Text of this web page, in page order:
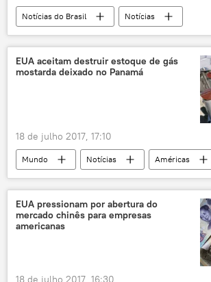
Notícias do Brasil
Notícias
Fernando Anunciação
OMS
Exército
Congresso
Força Nacional de Segurança
justiça
violência
presídios
rebeliões
EUA aceitam destruir estoque de gás
mostarda deixado no Panamá
18 de julho 2017, 17:10
Mundo Notícias
Américas
Panamá
Canadá
San José
Síria
National Post
Segunda Guerra Mundial
armas químicas
EUA
EUA pressionam por abertura do
mercado chinês para empresas
americanas
18 de julho 2017, 16:30